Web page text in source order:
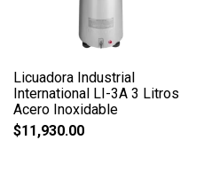
Licuadora Industrial
International LI-3A 3 Litros
Acero Inoxidable
$11,930.00